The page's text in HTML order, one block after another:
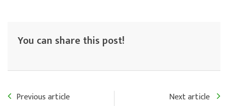
You can share this post!
Previous article Next article